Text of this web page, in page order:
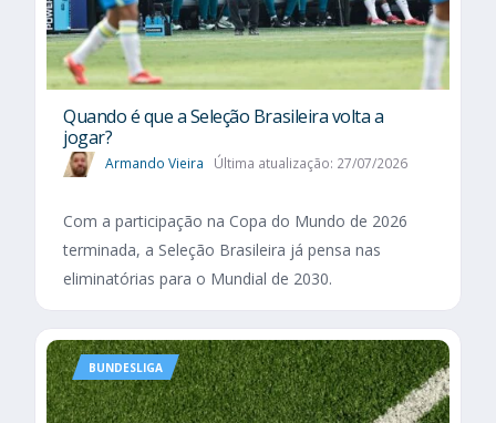
Quando é que a Seleção Brasileira volta a
jogar?
Armando Vieira Última atualização: 27/07/2026
Com a participação na Copa do Mundo de 2026
terminada, a Seleção Brasileira já pensa nas
eliminatórias para o Mundial de 2030.
BUNDESLIGA